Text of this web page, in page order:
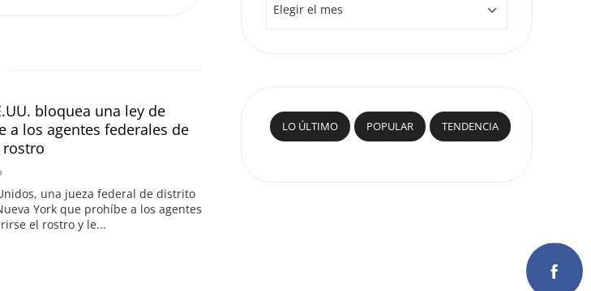
bloquea una ley de
a los agentes federales de
una jueza federal de distrito
York que prohíbe a los agentes
el rostro y le...
LO ÚLTIMO POPULAR TENDENCIA